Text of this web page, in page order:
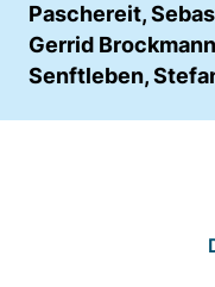
Paschereit,
Gerrid
Senftleben,
Zweck:
Frontend
Sitzung
Wir werten das